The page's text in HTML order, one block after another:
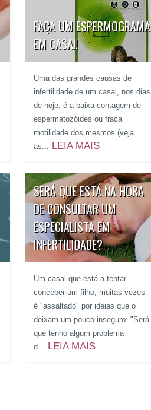
FAÇA UM ESPERMOGRAMA
EM CASA!!
Uma das grandes causas de
infertilidade de um casal, nos dias
de hoje, é a baixa contagem de
espermatozóides ou fraca
motilidade dos mesmos (veja
as...
LEIA MAIS
SERÁ QUE ESTÁ NA HORA
DE CONSULTAR UM
ESPECIALISTA EM
INFERTILIDADE?
Um casal que está a tentar
conceber um filho, muitas vezes
é "assaltado" por ideias que o
deixam um pouco inseguro: "Será
que tenho algum problema
d...
LEIA MAIS